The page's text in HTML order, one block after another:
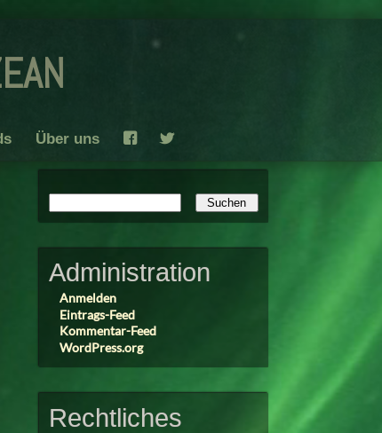
Über uns F T
Administration
Anmelden
Eintrags-Feed
Kommentar-Feed
WordPress.org
Rechtliches